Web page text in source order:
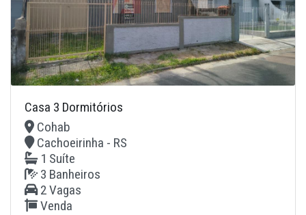
Casa 3 Dormitórios
Cohab
Cachoeirinha - RS
1 Suíte
3 Banheiros
2 Vagas
Venda